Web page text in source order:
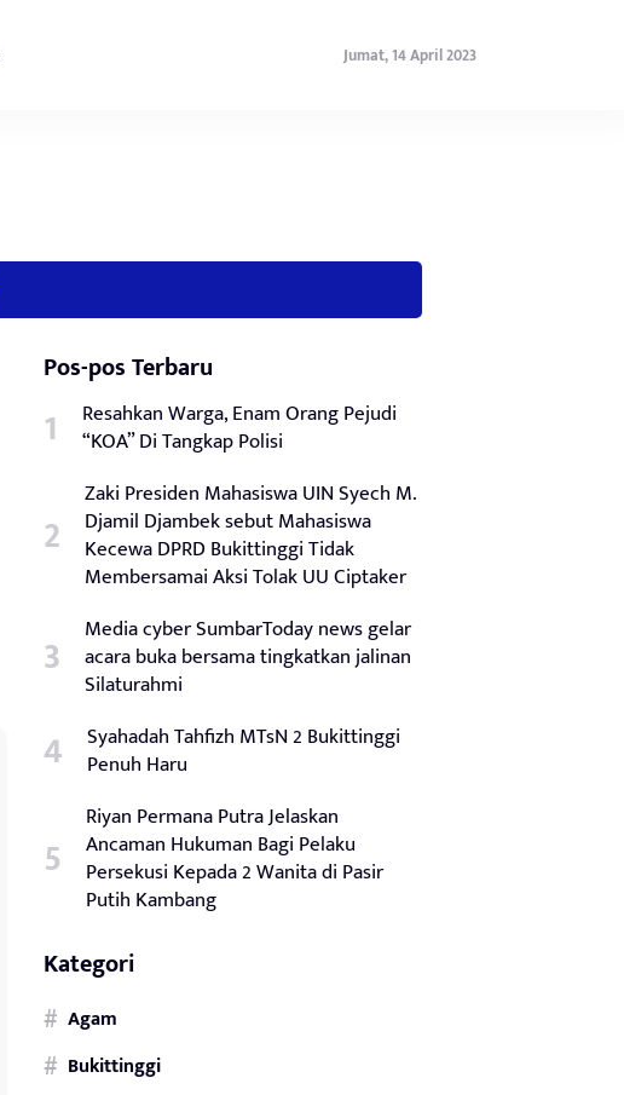
Jumat, 14 April 2023
Pos-pos Terbaru
Resahkan Warga, Enam Orang Pejudi
“KOA” Di Tangkap Polisi
Zaki Presiden Mahasiswa UIN Syech M.
Djamil Djambek sebut Mahasiswa
Kecewa DPRD Bukittinggi Tidak
Membersamai Aksi Tolak UU Ciptaker
Media cyber SumbarToday news gelar
acara buka bersama tingkatkan jalinan
Silaturahmi
Syahadah Tahfizh MTsN 2 Bukittinggi
Penuh Haru
Riyan Permana Putra Jelaskan
Ancaman Hukuman Bagi Pelaku
Persekusi Kepada 2 Wanita di Pasir
Putih Kambang
Kategori
Agam
Bukittinggi